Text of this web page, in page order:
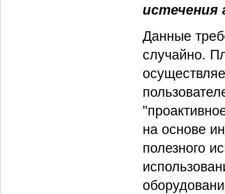
истечения
Данные
случайно.
на основе
полезного